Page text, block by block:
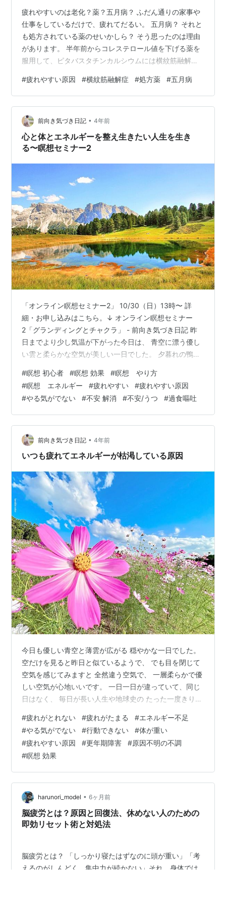
疲れやすいのは老化？薬？五月病？ ふだん通りの家事や
仕事をしているだけで、疲れてだるい。 五月病？ それと
も処方されている薬のせいかしら？ そう思ったのは理由
があります。 半年前からコレステロール値を下げる薬を
服用して、ピタバスタチンカルシウムには横紋筋融解症
ます。 スポンサーリンク 五月病 処方薬 まとめ 五月病 バ
ラが美しい季節 学生や社会人がドキドキの新年度を過ご
し、５月の連休をエンジョイした後に、気分の落ち込み
や体調不良となるのが、五月病。 私はずっと自宅で夫の
仕事サポートや家事とブログ運営なので、当てはまりま
せん。 ですが、この５月…
#疲れやすい原因 #横紋筋融解症 #処方薬 #五月病
前向き気づき日記 • 4年前
心と体とエネルギーを整え生きたい人生を生き
る〜瞑想セミナー2
「オンライン瞑想セミナー2」 10/30（日）13時〜 詳
細・お申し込みはこちら。↓ オンライン瞑想セミナー
2「グランディングとチャクラ」 - 前向き気づき日記 昨
日までより少し気温が下がった今日は、 青空に漂う優し
い雲と柔らかな空気が美しい一日でした。 夕暮れの鴨川
ンクに染まり、 夢の中にいるようでした。 空が高くなり
ましたね〜！ 222年の秋にここで生きているというこ
と、 その奇跡を当たり前だと思ってしまわないように、
いつも心を世界に開き、 一日一日に感動して生きたいな
と思います(^^) そんな今日はオンラインで「瞑想セミナ
ー2」を 開…
#瞑想 初心者 #瞑想 効果 #瞑想 やり方
#瞑想 エネルギー #疲れやすい #疲れやすい原因
#やる気がでない #不安 解消 #不安/うつ #過食嘔吐
前向き気づき日記 • 4年前
いつも疲れてエネルギーが枯渇している原因
今日も優しい青空と薄雲が広がる 穏やかな一日でした。
空だけを見ると昨日と似ているようで、 でも目を閉じて
空気を感じてみますと 全然違う空気で、 一層柔らかで優
しい空気が心地いいです。 一日一日が違っていて、同じ
日はなく、 毎日が長い人生や地球史の たった一度きりの
実感し、 今ここに生きていることが愛おしくなります。
ついなんとなく普通に過ごしてしまう毎日を、 一度きり
の時間なのだと いつも気づいていたいなと思います(^^)
さて、私は普段オンラインで個人セッションや 遠隔でヒ
ーリングをしたり、 瞑想セミナーを開催したりしていま
すが、 そんな…
#疲れがとれない #疲れがたまる #エネルギー不足
#やる気がでない #行動できない #体が重い
#疲れやすい原因 #更年期障害 #原因不明の不調
#瞑想 効果
harunori_model • 6ヶ月前
脳疲労とは？原因と回復法、休めない人のための
即効リセット術と対処法
脳疲労とは？ 「しっかり寝たはずなのに頭が重い」「考
えるのがしんどく、集中力が続かない」それ、身体では